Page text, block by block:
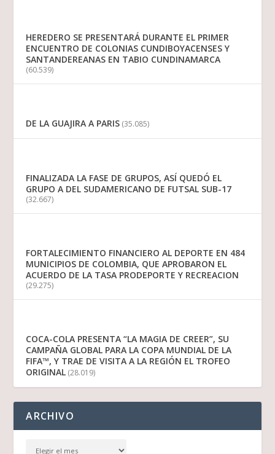
HEREDERO SE PRESENTARÁ DURANTE EL PRIMER
ENCUENTRO DE COLONIAS CUNDIBOYACENSES Y
SANTANDEREANAS EN TABIO CUNDINAMARCA
(60.539)
DE LA GUAJIRA A PARIS (35.085)
FINALIZADA LA FASE DE GRUPOS, ASÍ QUEDÓ EL
GRUPO A DEL SUDAMERICANO DE FUTSAL SUB-17
(32.667)
FORTALECIMIENTO FINANCIERO AL DEPORTE EN 484
MUNICIPIOS DE COLOMBIA, QUE APROBARON EL
ACUERDO DE LA TASA PRODEPORTE Y RECREACION
(29.275)
COCA-COLA PRESENTA “LA MAGIA DE CREER”, SU
CAMPAÑA GLOBAL PARA LA COPA MUNDIAL DE LA
FIFA™, Y TRAE DE VISITA A LA REGIÓN EL TROFEO
ORIGINAL (28.019)
ARCHIVO